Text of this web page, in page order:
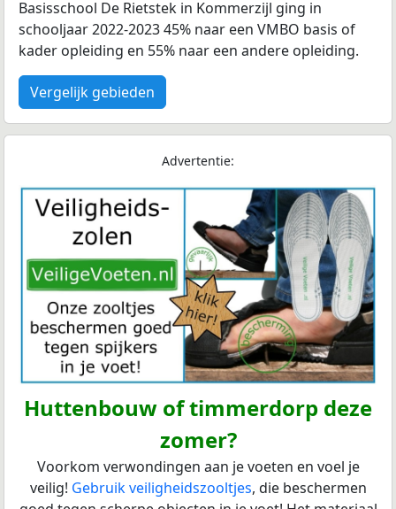
Basisschool De Rietstek in Kommerzijl ging in
schooljaar 2022-2023 45% naar een VMBO basis of
kader opleiding en 55% naar een andere opleiding.
Vergelijk gebieden
Advertentie:
Huttenbouw of timmerdorp deze
zomer?
Voorkom verwondingen aan je voeten en voel je
veilig! Gebruik veiligheidszooltjes, die beschermen